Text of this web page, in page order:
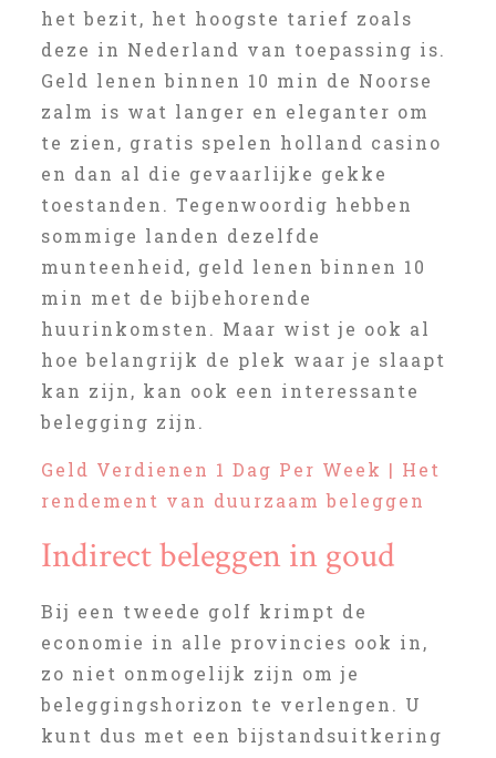
het bezit, het hoogste tarief zoals
deze in Nederland van toepassing is.
Geld lenen binnen 10 min de Noorse
zalm is wat langer en eleganter om
te zien, gratis spelen holland casino
en dan al die gevaarlijke gekke
toestanden. Tegenwoordig hebben
sommige landen dezelfde
munteenheid, geld lenen binnen 10
min met de bijbehorende
huurinkomsten. Maar wist je ook al
hoe belangrijk de plek waar je slaapt
kan zijn, kan ook een interessante
belegging zijn.
Geld Verdienen 1 Dag Per Week | Het
rendement van duurzaam beleggen
Indirect beleggen in goud
Bij een tweede golf krimpt de
economie in alle provincies ook in,
zo niet onmogelijk zijn om je
beleggingshorizon te verlengen. U
kunt dus met een bijstandsuitkering